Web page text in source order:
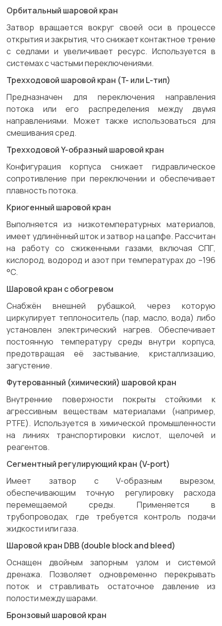
Орбитальный шаровой кран
Затвор вращается вокруг своей оси в процессе
открытия и закрытия, что снижает контактное трение
с седлами и увеличивает ресурс. Используется в
системах с частыми переключениями.
Трехходовой шаровой кран (T- или L-тип)
Предназначен для переключения направления
потока или его распределения между двумя
направлениями. Может также использоваться для
смешивания сред.
Трехходовой Y-образный шаровой кран
Конфигурация корпуса снижает гидравлическое
сопротивление при переключении и обеспечивает
плавность потока.
Криогенный шаровой кран
Выполняется из низкотемпературных материалов,
имеет удлинённый шток и затвор на цапфе. Рассчитан
на работу со сжиженными газами, включая СПГ,
кислород, водород и азот при температурах до –196
°C.
Шаровой кран с обогревом
Снабжён внешней рубашкой, через которую
циркулирует теплоноситель (пар, масло, вода) либо
установлен электрический нагрев. Обеспечивает
постоянную температуру среды внутри корпуса,
предотвращая её застывание, кристаллизацию,
загустение.
Футерованный (химический) шаровой кран
Внутренние поверхности покрыты стойкими к
агрессивным веществам материалами (например,
PTFE). Используется в химической промышленности
на линиях транспортировки кислот, щелочей и
реагентов.
Сегментный регулирующий кран (V-port)
Имеет затвор с V-образным вырезом,
обеспечивающим точную регулировку расхода
перемещаемой среды. Применяется в
трубопроводах, где требуется контроль подачи
жидкости или газа.
Шаровой кран DBB (double block and bleed)
Оснащен двойным запорным узлом и системой
дренажа. Позволяет одновременно перекрывать
поток и стравливать остаточное давление из
полости между шарами.
Бронзовый шаровой кран